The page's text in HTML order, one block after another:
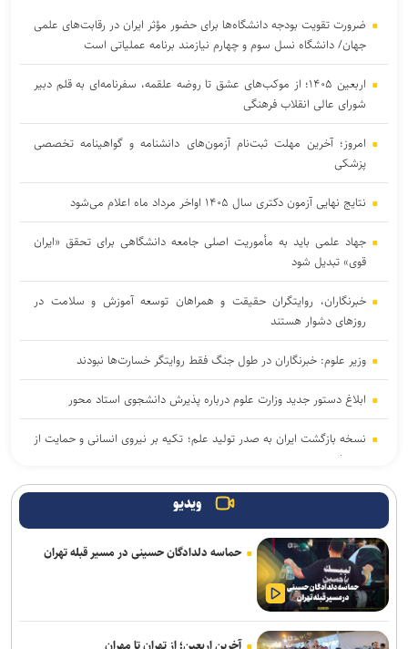
ضرورت تقویت بودجه دانشگاه‌ها برای حضور مؤثر ایران در رقابت‌های علمی
جهان/ دانشگاه نسل سوم و چهارم نیازمند برنامه عملیاتی است
اربعین ۱۴۰۵؛ از موکب‌های عشق تا روضه علقمه، سفرنامه‌ای به قلم دبیر
شورای عالی انقلاب فرهنگی
امروز؛ آخرین مهلت ثبت‌نام آزمون‌های دانشنامه و گواهینامه تخصصی
پزشکی
نتایج نهایی آزمون دکتری سال ۱۴۰۵ اواخر مرداد ماه اعلام می‌شود
جهاد علمی باید به مأموریت اصلی جامعه دانشگاهی برای تحقق «ایران
قوی» تبدیل شود
خبرنگاران، روایتگران حقیقت و همراهان توسعه آموزش و سلامت در
روزهای دشوار هستند
وزیر علوم: خبرنگاران در طول جنگ فقط روایتگر خسارت‌ها نبودند
ابلاغ دستور جدید وزارت علوم درباره پذیرش دانشجوی استاد محور
نسخه بازگشت ایران به صدر تولید علم؛ تکیه بر نیروی انسانی و حمایت از
پژوهش
آغاز ترم جدید دانشگاه شهیدبهشتی از اول مهر/ انتخاب واحد دانشجویان
نصراللهی: خبرنگاران در کنار طرح مشکلات مردم، راه‌حل‌ها و توفیقات را
هم روایت کنند
روز خبرنگار ایرانی و جنگ روایت با ترامپ
ویدیو
حماسه دلدادگان حسینی در مسیر قبله تهران
آخرین اربعین؛ از تهران تا مهران